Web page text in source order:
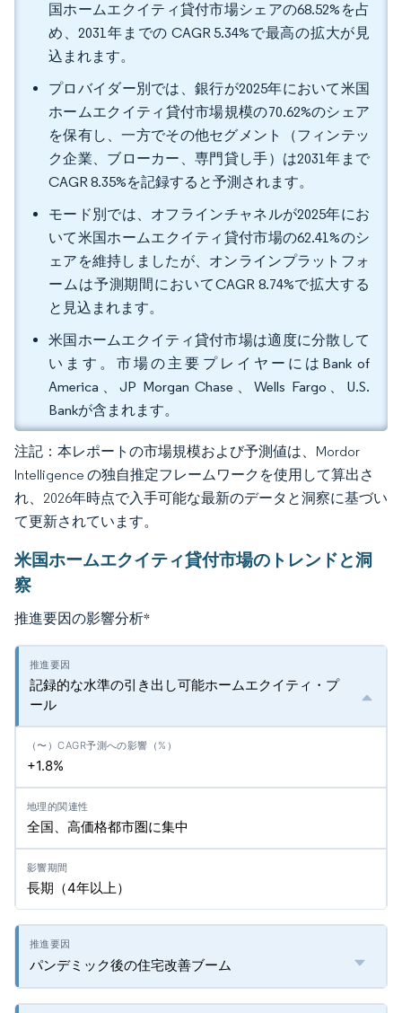
国ホームエクイティ貸付市場シェアの68.52%を占
め、2031年までの CAGR 5.34%で最高の拡大が見
込まれます。
プロバイダー別では、銀行が2025年において米国
ホームエクイティ貸付市場規模の70.62%のシェア
を保有し、一方でその他セグメント（フィンテッ
ク企業、ブローカー、専門貸し手）は2031年まで
CAGR 8.35%を記録すると予測されます。
モード別では、オフラインチャネルが2025年にお
いて米国ホームエクイティ貸付市場の62.41%のシ
ェアを維持しましたが、オンラインプラットフォ
ームは予測期間においてCAGR 8.74%で拡大する
と見込まれます。
米国ホームエクイティ貸付市場は適度に分散して
います。市場の主要プレイヤーにはBank of
America、JP Morgan Chase、Wells Fargo、U.S.
Bankが含まれます。
注記：本レポートの市場規模および予測値は、Mordor
Intelligence の独自推定フレームワークを使用して算出さ
れ、2026年時点で入手可能な最新のデータと洞察に基づい
て更新されています。
米国ホームエクイティ貸付市場のトレンドと洞
察
推進要因の影響分析*
記録的な水準の引き出し可能ホームエクイティ・プ
ール
+1.8%
全国、高価格都市圏に集中
長期（4年以上）
パンデミック後の住宅改善ブーム